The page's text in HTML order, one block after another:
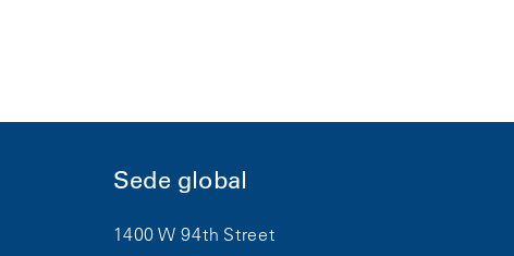
Sede global
1400 W 94th Street